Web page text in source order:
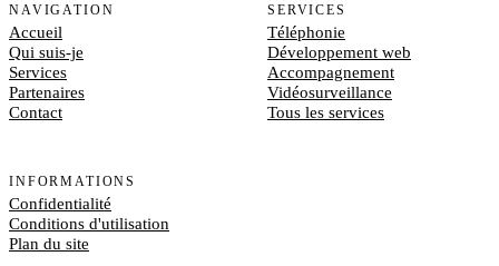
NAVIGATION
Accueil
Qui suis-je
Services
Partenaires
Contact
SERVICES
Téléphonie
Développement web
Accompagnement
Vidéosurveillance
Tous les services
INFORMATIONS
Confidentialité
Conditions d'utilisation
Plan du site